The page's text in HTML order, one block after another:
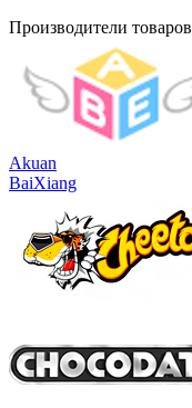
Производители товаров
Akuan
BaiXiang